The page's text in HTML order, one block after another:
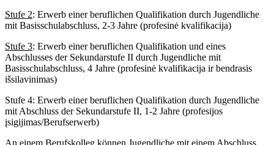
Stufe 2: Erwerb einer beruflichen Qualifikation durch Jugendliche
mit Basisschulabschluss, 2-3 Jahre (profesinė kvalifikacija)
Stufe 3: Erwerb einer beruflichen Qualifikation und eines
Abschlusses der Sekundarstufe II durch Jugendliche mit
Basisschulabschluss, 4 Jahre (profesinė kvalifikacija ir bendrasis
išsilavinimas)
Stufe 4: Erwerb einer beruflichen Qualifikation durch Jugendliche
mit Abschluss der Sekundarstufe II, 1-2 Jahre (profesijos
įsigijimas/Berufserwerb)